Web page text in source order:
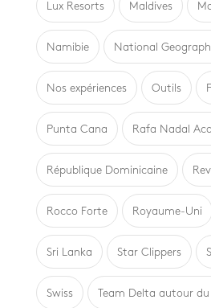
Lux Resorts Maldives
Namibie National
Nos expériences Outils
Punta Cana Rafa Nadal
République Dominicaine
Rocco Forte Royaume-Uni
Sri Lanka Star Clippers
Swiss Team Delta autour